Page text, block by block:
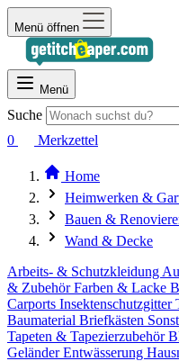
Menü öffnen
Menü
Suche
0
Merkzettel
Home
Heimwerken &
Bauen &
Wand & Decke
Arbeits- & Schutzkleidung
& ZubehörFarben & Lacke
Carports Insektenschutzgitter
Baumaterial Briefkästen
Tapeten & Tapezierzubehör
GeländerEntwässerung